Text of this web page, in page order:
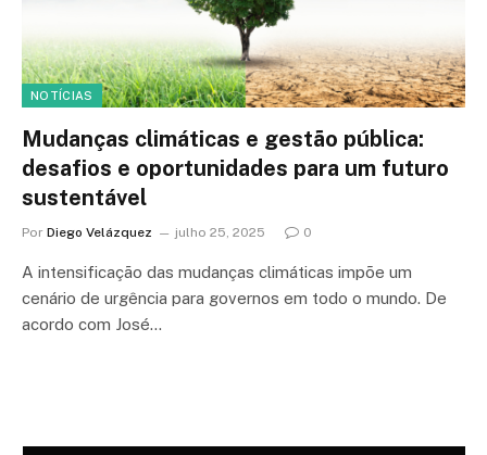
NOTÍCIAS
Mudanças climáticas e gestão pública:
desafios e oportunidades para um futuro
sustentável
Por Diego Velázquez julho 25, 2025 0
A intensificação das mudanças climáticas impõe um
cenário de urgência para governos em todo o mundo. De
acordo com José…